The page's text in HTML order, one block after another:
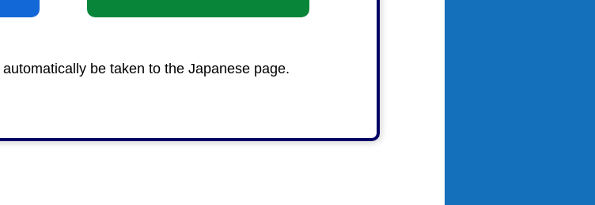
be taken to the Japanese page.
め、占用物件確認書の添付を必須としていま